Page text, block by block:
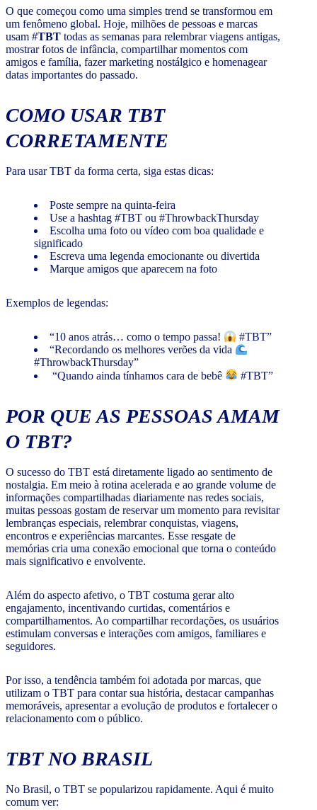
O que começou como uma simples trend se transformou em
um fenômeno global. Hoje, milhões de pessoas e marcas
usam #TBT todas as semanas para relembrar viagens antigas,
mostrar fotos de infância, compartilhar momentos com
amigos e família, fazer marketing nostálgico e homenagear
datas importantes do passado.
COMO USAR TBT
CORRETAMENTE
Para usar TBT da forma certa, siga estas dicas:
Poste sempre na quinta-feira
Use a hashtag #TBT ou #ThrowbackThursday
Escolha uma foto ou vídeo com boa qualidade e
significado
Escreva uma legenda emocionante ou divertida
Marque amigos que aparecem na foto
Exemplos de legendas:
“10 anos atrás… como o tempo passa!
#TBT”
“Recordando os melhores verões da vida
#ThrowbackThursday”
“Quando ainda tínhamos cara de bebê
#TBT”
POR QUE AS PESSOAS AMAM
O TBT?
O sucesso do TBT está diretamente ligado ao sentimento de
nostalgia. Em meio à rotina acelerada e ao grande volume de
informações compartilhadas diariamente nas redes sociais,
muitas pessoas gostam de reservar um momento para revisitar
lembranças especiais, relembrar conquistas, viagens,
encontros e experiências marcantes. Esse resgate de
memórias cria uma conexão emocional que torna o conteúdo
mais significativo e envolvente.
Além do aspecto afetivo, o TBT costuma gerar alto
engajamento, incentivando curtidas, comentários e
compartilhamentos. Ao compartilhar recordações, os usuários
estimulam conversas e interações com amigos, familiares e
seguidores.
Por isso, a tendência também foi adotada por marcas, que
utilizam o TBT para contar sua história, destacar campanhas
memoráveis, apresentar a evolução de produtos e fortalecer o
relacionamento com o público.
TBT NO BRASIL
No Brasil, o TBT se popularizou rapidamente. Aqui é muito
comum ver: